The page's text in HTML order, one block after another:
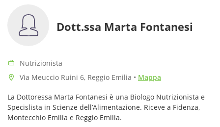
Dott.ssa Marta Fontanesi
Nutrizionista
Via Meuccio Ruini 6, Reggio Emilia • Mappa
La Dottoressa Marta Fontanesi è una Biologo Nutrizionista e
Specislista in Scienze dell’Alimentazione. Riceve a Fidenza,
Montecchio Emilia e Reggio Emilia.